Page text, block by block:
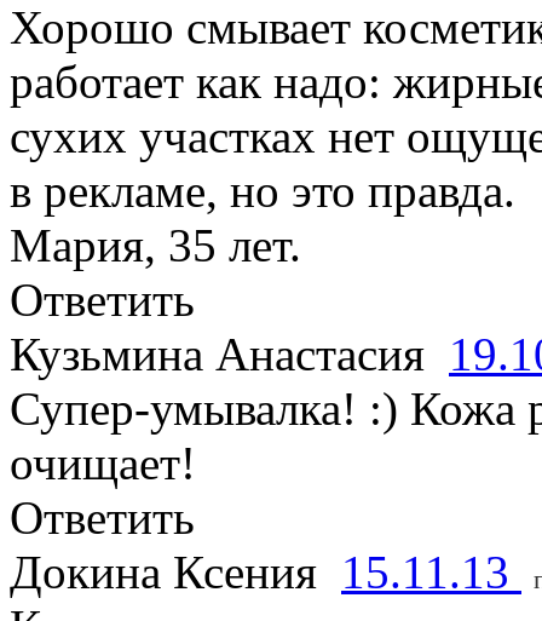
Хорошо смывает
работает как надо:
сухих участках нет
в рекламе, но это правда.
Мария, 35 лет.
Ответить
Кузьмина Анастасия
Супер-умывалка! :) Кожа
очищает!
Ответить
Докина Ксения 15.11.13